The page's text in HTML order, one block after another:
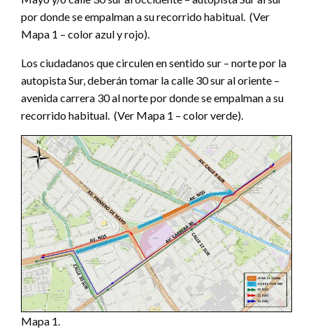
por donde se empalman a su recorrido habitual. (Ver
Mapa 1 – color azul y rojo).
Los ciudadanos que circulen en sentido sur – norte por la
autopista Sur, deberán tomar la calle 30 sur al oriente –
avenida carrera 30 al norte por donde se empalman a su
recorrido habitual. (Ver Mapa 1 – color verde).
Mapa 1.